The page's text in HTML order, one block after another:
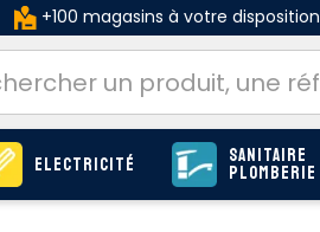
+100 magasins à votre disposition
Electricité Sanitaire
Plomberie